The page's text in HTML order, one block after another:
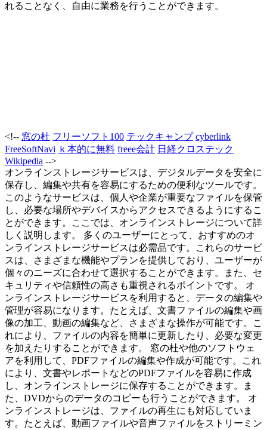
れることなく、自由に業務を行うことができます。
<!-- 窓の杜 フリーソフト100 テックキャンプ cyberlink
FreeSoftNavi ｋ本的に無料 freee会計 日経クロステック
Wikipedia -->
オンラインストレージサービスは、デジタルデータを安全に
保存し、編集や共有を容易にするための便利なツールです。
このようなサービスは、個人や企業が重要なファイルを保管
し、必要な場所やデバイスからアクセスできるようにするこ
とができます。ここでは、オンラインストレージについて詳
しく説明します。 多くのユーザーにとって、おすすめのオ
ンラインストレージサービスは必需品です。これらのサービ
スは、さまざまな機能やプランを提供しており、ユーザーが
個々のニーズに合わせて選択することができます。また、セ
キュリティや信頼性の高さも重視されるポイントです。 オ
ンラインストレージサービスを利用すると、データの編集や
管理が容易になります。たとえば、文書ファイルの編集や画
像の加工、動画の編集など、さまざまな操作が可能です。こ
れにより、ファイルの内容を簡単に更新したり、必要な変更
を加えたりすることができます。 窓の杜や他のソフトウェ
アを利用して、PDFファイルの編集や作成が可能です。これ
により、文書やレポートなどのPDFファイルを容易に作成
し、オンラインストレージに保存することができます。ま
た、DVDからのデータのコピーも行うことができます。 オ
ンラインストレージは、ファイルの再生にも対応していま
す。たとえば、動画ファイルや音声ファイルをストリーミン